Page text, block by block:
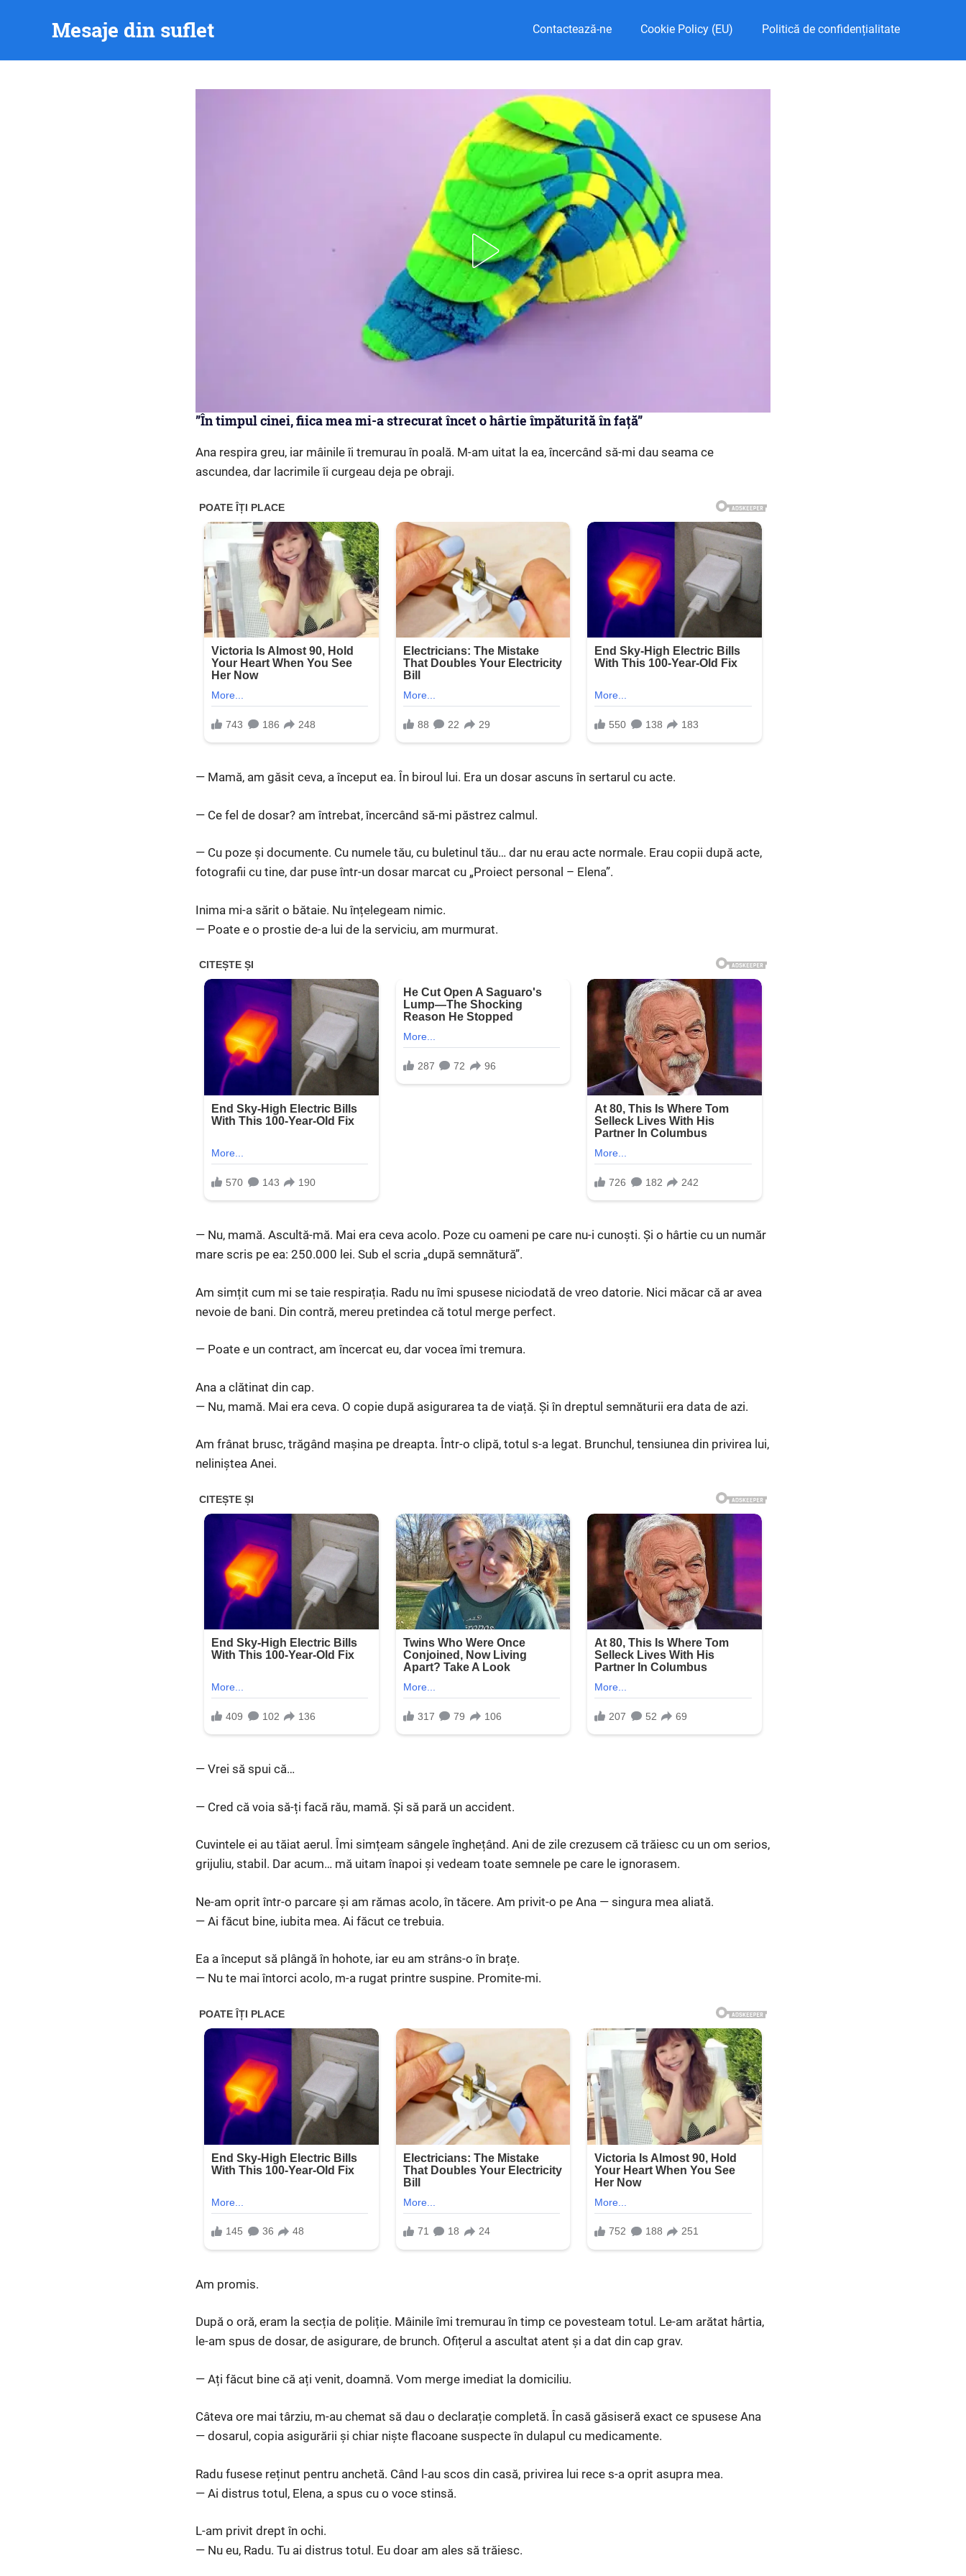
Mesaje din suflet Contactează-ne Cookie Policy (EU) Politică de confidențialitate
”În timpul cinei, fiica mea mi-a strecurat încet o hârtie împăturită în față”
Ana respira greu, iar mâinile îi tremurau în poală. M-am uitat la ea, încercând să-mi dau seama ce
ascundea, dar lacrimile îi curgeau deja pe obraji.
— Mamă, am găsit ceva, a început ea. În biroul lui. Era un dosar ascuns în sertarul cu acte.
— Ce fel de dosar? am întrebat, încercând să-mi păstrez calmul.
— Cu poze și documente. Cu numele tău, cu buletinul tău… dar nu erau acte normale. Erau copii după acte,
fotografii cu tine, dar puse într-un dosar marcat cu „Proiect personal – Elena”.
Inima mi-a sărit o bătaie. Nu înțelegeam nimic.
— Poate e o prostie de-a lui de la serviciu, am murmurat.
— Nu, mamă. Ascultă-mă. Mai era ceva acolo. Poze cu oameni pe care nu-i cunoști. Și o hârtie cu un număr
mare scris pe ea: 250.000 lei. Sub el scria „după semnătură”.
Am simțit cum mi se taie respirația. Radu nu îmi spusese niciodată de vreo datorie. Nici măcar că ar avea
nevoie de bani. Din contră, mereu pretindea că totul merge perfect.
— Poate e un contract, am încercat eu, dar vocea îmi tremura.
Ana a clătinat din cap.
— Nu, mamă. Mai era ceva. O copie după asigurarea ta de viață. Și în dreptul semnăturii era data de azi.
Am frânat brusc, trăgând mașina pe dreapta. Într-o clipă, totul s-a legat. Brunchul, tensiunea din privirea lui,
neliniștea Anei.
— Vrei să spui că…
— Cred că voia să-ți facă rău, mamă. Și să pară un accident.
Cuvintele ei au tăiat aerul. Îmi simțeam sângele înghețând. Ani de zile crezusem că trăiesc cu un om serios,
grijuliu, stabil. Dar acum… mă uitam înapoi și vedeam toate semnele pe care le ignorasem.
Ne-am oprit într-o parcare și am rămas acolo, în tăcere. Am privit-o pe Ana — singura mea aliată.
— Ai făcut bine, iubita mea. Ai făcut ce trebuia.
Ea a început să plângă în hohote, iar eu am strâns-o în brațe.
— Nu te mai întorci acolo, m-a rugat printre suspine. Promite-mi.
Am promis.
După o oră, eram la secția de poliție. Mâinile îmi tremurau în timp ce povesteam totul. Le-am arătat hârtia,
le-am spus de dosar, de asigurare, de brunch. Ofițerul a ascultat atent și a dat din cap grav.
— Ați făcut bine că ați venit, doamnă. Vom merge imediat la domiciliu.
Câteva ore mai târziu, m-au chemat să dau o declarație completă. În casă găsiseră exact ce spusese Ana
— dosarul, copia asigurării și chiar niște flacoane suspecte în dulapul cu medicamente.
Radu fusese reținut pentru anchetă. Când l-au scos din casă, privirea lui rece s-a oprit asupra mea.
— Ai distrus totul, Elena, a spus cu o voce stinsă.
L-am privit drept în ochi.
— Nu eu, Radu. Tu ai distrus totul. Eu doar am ales să trăiesc.